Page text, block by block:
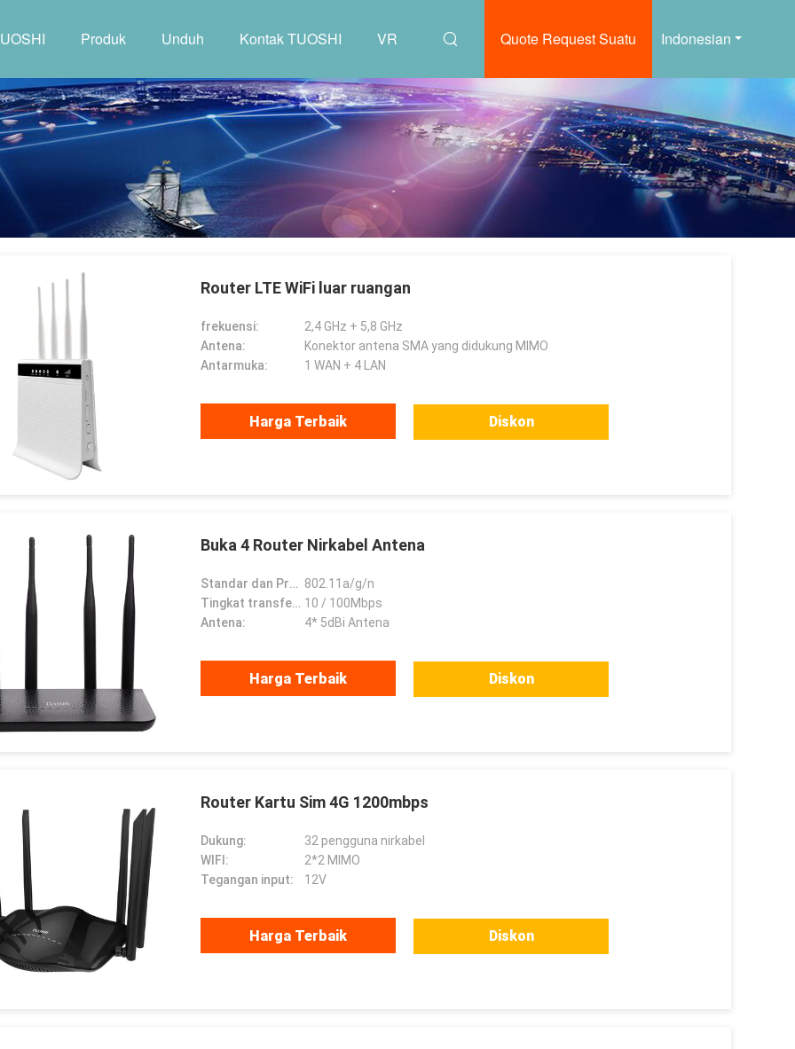
Indonesian
Quote Request Suatu
Produk Unduh Kontak TUOSHI VR
Router LTE WiFi luar ruangan
frekuensi:
2,4 GHz + 5,8 GHz
Antena:
Konektor antena SMA yang didukung MIMO
Antarmuka:
1 WAN + 4 LAN
Harga Terbaik Diskon
Buka 4 Router Nirkabel Antena
Standar dan Protokol: 802.11a/g/n
Tingkat transfer kabel: 10 / 100Mbps
Antena:
4* 5dBi Antena
Harga Terbaik Diskon
Router Kartu Sim 4G 1200mbps
Dukung:
32 pengguna nirkabel
WIFI:
2*2 MIMO
Tegangan input:
12V
Harga Terbaik Diskon